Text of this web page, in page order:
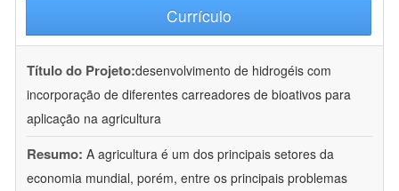
Currículo
Título do Projeto:desenvolvimento de hidrogéis com
incorporação de diferentes carreadores de bioativos para
aplicação na agricultura
Resumo: A agricultura é um dos principais setores da
economia mundial, porém, entre os principais problemas